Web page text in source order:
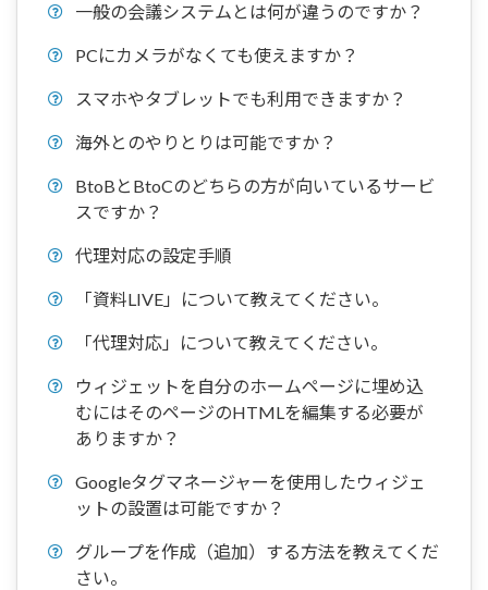
一般の会議システムとは何が違うのですか？
PCにカメラがなくても使えますか？
スマホやタブレットでも利用できますか？
海外とのやりとりは可能ですか？
BtoBとBtoCのどちらの方が向いているサービ
スですか？
代理対応の設定手順
「資料LIVE」について教えてください。
「代理対応」について教えてください。
ウィジェットを自分のホームページに埋め込
むにはそのページのHTMLを編集する必要が
ありますか？
Googleタグマネージャーを使用したウィジェ
ットの設置は可能ですか？
グループを作成（追加）する方法を教えてくだ
さい。